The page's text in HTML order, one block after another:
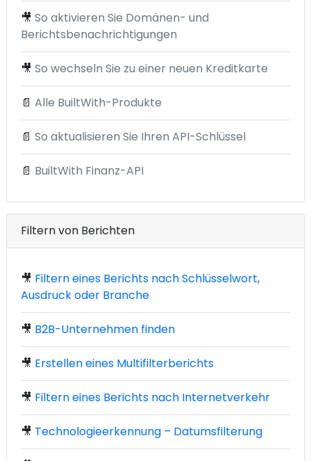
🎥 So aktivieren Sie Domänen- und
Berichtsbenachrichtigungen
🎥 So wechseln Sie zu einer neuen Kreditkarte
📄 Alle BuiltWith-Produkte
📄 So aktualisieren Sie Ihren API-Schlüssel
📄 BuiltWith Finanz-API
Filtern von Berichten
🎥 Filtern eines Berichts nach Schlüsselwort,
Ausdruck oder Branche
🎥 B2B-Unternehmen finden
🎥 Erstellen eines Multifilterberichts
🎥 Filtern eines Berichts nach Internetverkehr
🎥 Technologieerkennung – Datumsfilterung